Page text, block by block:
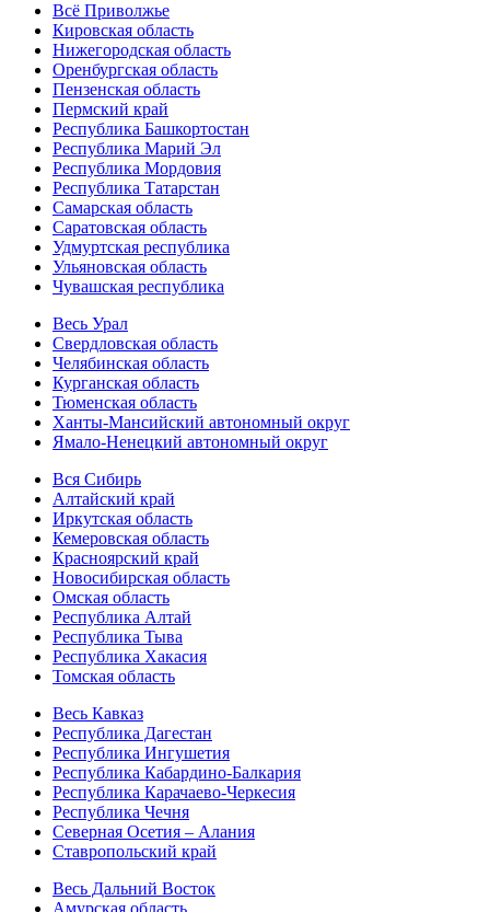
Всё Приволжье
Кировская область
Нижегородская область
Оренбургская область
Пензенская область
Пермский край
Республика Башкортостан
Республика Марий Эл
Республика Мордовия
Республика Татарстан
Самарская область
Саратовская область
Удмуртская республика
Ульяновская область
Чувашская республика
Весь Урал
Свердловская область
Челябинская область
Курганская область
Тюменская область
Ханты-Мансийский автономный округ
Ямало-Ненецкий автономный округ
Вся Сибирь
Алтайский край
Иркутская область
Кемеровская область
Красноярский край
Новосибирская область
Омская область
Республика Алтай
Республика Тыва
Республика Хакасия
Томская область
Весь Кавказ
Республика Дагестан
Республика Ингушетия
Республика Кабардино-Балкария
Республика Карачаево-Черкесия
Республика Чечня
Северная Осетия – Алания
Ставропольский край
Весь Дальний Восток
Амурская область